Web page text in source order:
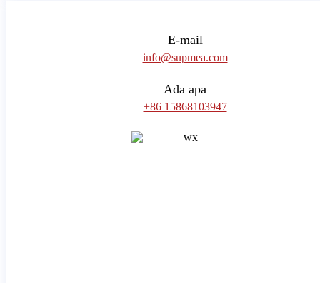
E-mail
info@supmea.com
Ada apa
+86 15868103947